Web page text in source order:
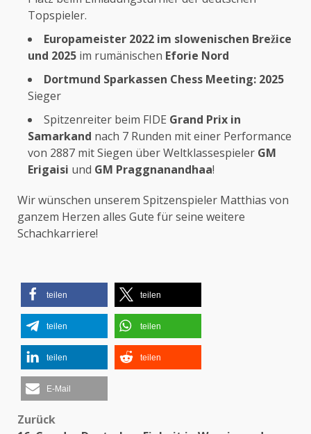
Topspieler.
Europameister 2022 im slowenischen Brežice
und 2025 im rumänischen Eforie Nord
Dortmund Sparkassen Chess Meeting: 2025
Sieger
Spitzenreiter beim FIDE Grand Prix in
Samarkand nach 7 Runden mit einer Performance
von 2887 mit Siegen über Weltklassespieler GM
Erigaisi und GM Praggnanandhaa!
Wir wünschen unserem Spitzenspieler Matthias von
ganzem Herzen alles Gute für seine weitere
Schachkarriere!
teilen teilen
teilen teilen
teilen teilen
E-Mail
Beitragsnavigation
Zurück